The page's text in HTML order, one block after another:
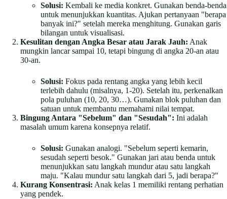
Solusi: Kembali ke media konkret. Gunakan benda-benda
untuk menunjukkan kuantitas. Ajukan pertanyaan "berapa
banyak ini?" setelah mereka menghitung. Gunakan garis
bilangan untuk visualisasi.
Kesulitan dengan Angka Besar atau Jarak Jauh: Anak
mungkin lancar sampai 10, tetapi bingung di angka 20-an atau
30-an.
Solusi: Fokus pada rentang angka yang lebih kecil
terlebih dahulu (misalnya, 1-20). Setelah itu, perkenalkan
pola puluhan (10, 20, 30…). Gunakan blok puluhan dan
satuan untuk membantu memahami nilai tempat.
Bingung Antara "Sebelum" dan "Sesudah": Ini adalah
masalah umum karena konsepnya relatif.
Solusi: Gunakan analogi. "Sebelum seperti kemarin,
sesudah seperti besok." Gunakan jari atau benda untuk
menunjukkan satu langkah mundur atau satu langkah
maju. "Kalau mundur satu langkah dari 5, jadi berapa?"
Kurang Konsentrasi: Anak kelas 1 memiliki rentang perhatian
yang pendek.